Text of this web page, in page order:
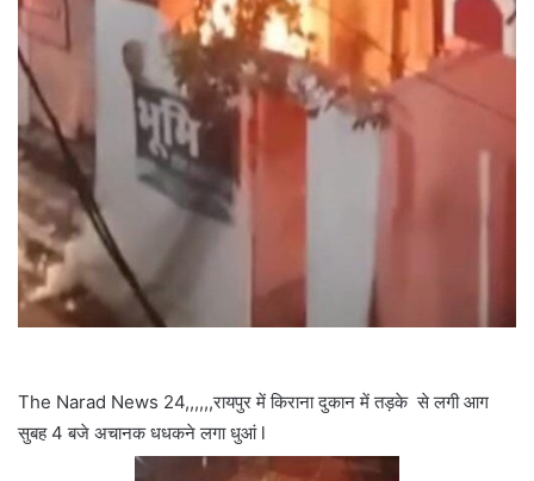
The Narad News 24,,,,,,रायपुर में किराना दुकान में तड़के से लगी आग
सुबह 4 बजे अचानक धधकने लगा धुआं l